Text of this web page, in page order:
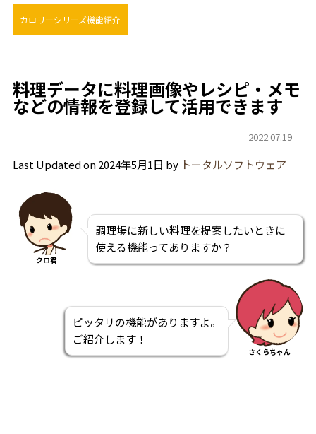
カロリーシリーズ機能紹介
料理データに料理画像やレシピ・メモ
などの情報を登録して活用できます
2022.07.19
Last Updated on 2024年5月1日 by トータルソフトウェア
クロ君
調理場に新しい料理を提案したいときに
使える機能ってありますか？
ピッタリの機能がありますよ。
ご紹介します！
さくらちゃん